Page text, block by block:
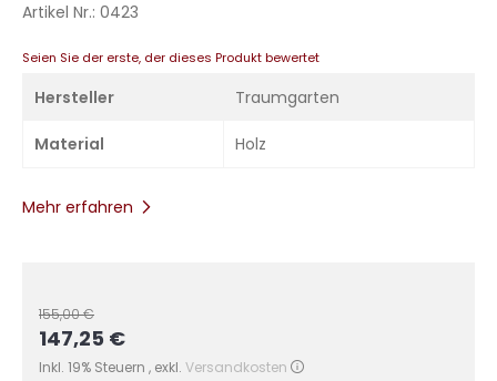
Artikel Nr.: 0423
Seien Sie der erste, der dieses Produkt bewertet
Hersteller Traumgarten
Material Holz
Mehr erfahren
155,00 €
Sonderangebot
147,25 €
Inkl. 19% Steuern , exkl. Versandkosten